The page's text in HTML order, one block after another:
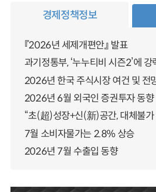
경제정책정보
『2026년 세제개편안』 발표
과기정통부, ‘누누티비 시즌2’에
2026년 한국 주식시장 여건 및 전
2026년 6월 외국인 증권투자 동향
“초(超)성장+신(新)공간, 대체불가
7월 소비자물가는 2.8% 상승
2026년 7월 수출입 동향